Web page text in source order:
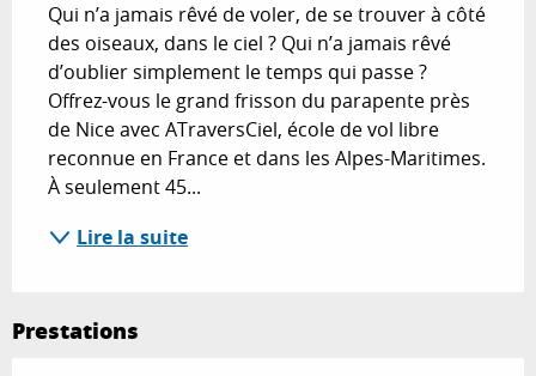
Qui n’a jamais rêvé de voler, de se trouver à côté
des oiseaux, dans le ciel ? Qui n’a jamais rêvé
d’oublier simplement le temps qui passe ?
Offrez-vous le grand frisson du parapente près
de Nice avec ATraversCiel, école de vol libre
reconnue en France et dans les Alpes-Maritimes.
À seulement 45...
Lire la suite
Prestations